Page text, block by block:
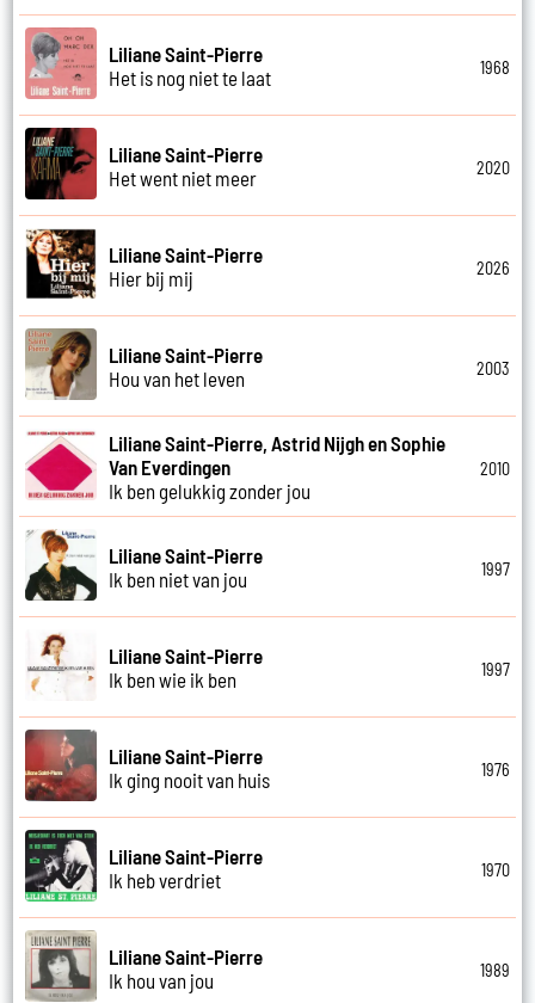
Liliane Saint-Pierre
Het is nog niet te laat
1968
Liliane Saint-Pierre
Het went niet meer
2020
Liliane Saint-Pierre
Hier bij mij
2026
Liliane Saint-Pierre
Hou van het leven
2003
Liliane Saint-Pierre, Astrid Nijgh en Sophie
Van Everdingen
Ik ben gelukkig zonder jou
2010
Liliane Saint-Pierre
Ik ben niet van jou
1997
Liliane Saint-Pierre
Ik ben wie ik ben
1997
Liliane Saint-Pierre
Ik ging nooit van huis
1976
Liliane Saint-Pierre
Ik heb verdriet
1970
Liliane Saint-Pierre
Ik hou van jou
1989